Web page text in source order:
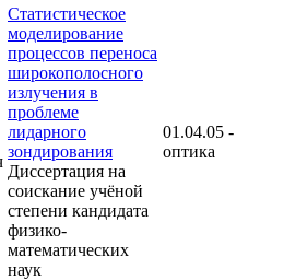
Статистическое
моделирование
процессов переноса
широкополосного
излучения в
проблеме
лидарного
зондирования
Диссертация на
соискание учёной
степени кандидата
физико-
математических
наук
01.04.05 -
оптика